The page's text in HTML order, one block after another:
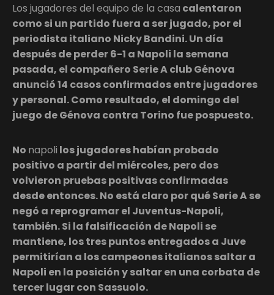
Los jugadores del equipo de la casa calentaron
como si un partido fuera a ser jugado, por el
periodista italiano Nicky Bandini. Un día
después de perder 6-1 a Napoli la semana
pasada, el compañero Serie A club Génova
anunció 14 casos confirmados entre jugadores
y personal. Como resultado, el domingo del
juego de Génova contra Torino fue pospuesto.
No napoli los jugadores habían probado
positivo a partir del miércoles, pero dos
volvieron pruebas positivas confirmadas
desde entonces. No está claro por qué Serie A se
negó a reprogramar el Juventus-Napoli,
también. Si la falsificación de Napoli se
mantiene, los tres puntos entregados a Juve
permitirían a los campeones italianos saltar a
Napoli en la posición y saltar en una corbata de
tercer lugar con Sassuolo.